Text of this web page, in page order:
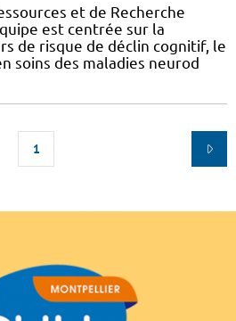
et de Recherche
est centrée sur la
de risque de déclin cognitif, le
soins des maladies neurod
1